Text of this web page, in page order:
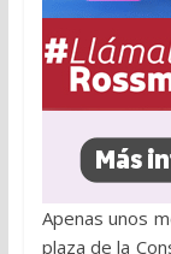
Apenas unos
plaza de la